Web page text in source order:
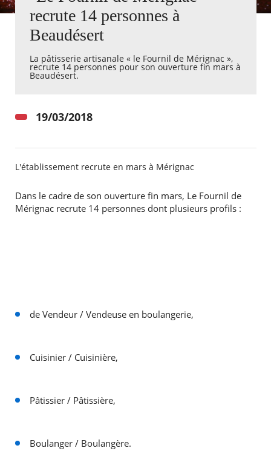
Watt
Agenda
Actualités
Kiosque
Espace de services en ligne
RECHERCHER ...
recrute 14 personnes à
Beaudésert
La pâtisserie artisanale « le Fournil de Mérignac »,
recrute 14 personnes pour son ouverture fin mars à
Beaudésert.
19/03/2018
L'établissement recrute en mars à Mérignac
Dans le cadre de son ouverture fin mars, Le Fournil de
Mérignac recrute 14 personnes dont plusieurs profils :
de Vendeur / Vendeuse en boulangerie,
Cuisinier / Cuisinière,
Pâtissier / Pâtissière,
Boulanger / Boulangère.